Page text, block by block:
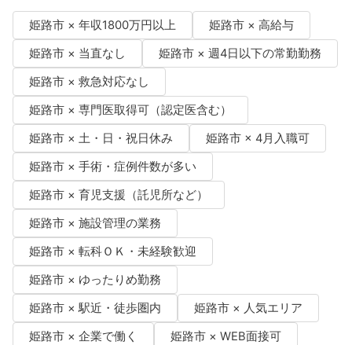
姫路市 × 年収1800万円以上
姫路市 × 高給与
姫路市 × 当直なし
姫路市 × 週4日以下の常勤勤務
姫路市 × 救急対応なし
姫路市 × 専門医取得可（認定医含む）
姫路市 × 土・日・祝日休み
姫路市 × 4月入職可
姫路市 × 手術・症例件数が多い
姫路市 × 育児支援（託児所など）
姫路市 × 施設管理の業務
姫路市 × 転科ＯＫ・未経験歓迎
姫路市 × ゆったりめ勤務
姫路市 × 駅近・徒歩圏内
姫路市 × 人気エリア
姫路市 × 企業で働く
姫路市 × WEB面接可